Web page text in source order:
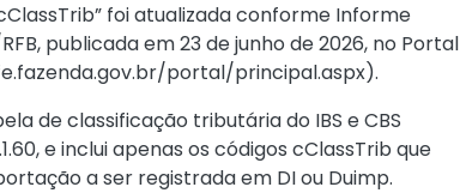
foi atualizada conforme Informe
publicada em 23 de junho de 2026, no Portal
portal/principal.aspx).
de classificação tributária do IBS e CBS
e inclui apenas os códigos cClassTrib que
a ser registrada em DI ou Duimp.